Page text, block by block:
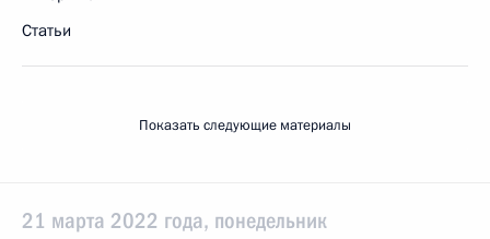
Статьи
Показать следующие материалы
21 марта 2022 года, понедельник